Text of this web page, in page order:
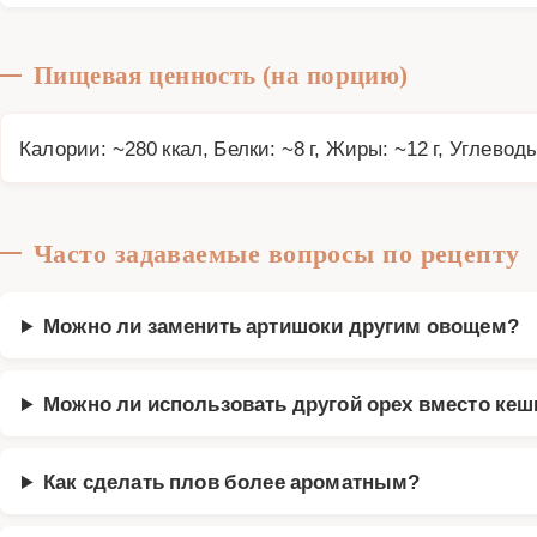
Пищевая ценность (на порцию)
Калории: ~280 ккал, Белки: ~8 г, Жиры: ~12 г,
Часто задаваемые вопросы по рецепту
Можно ли заменить артишоки другим овощем?
Можно ли использовать другой орех вместо
Как сделать плов более ароматным?